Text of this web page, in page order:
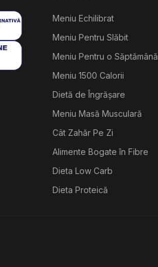
Meniu Echilibrat
Meniu Pentru Slăbit
Meniu Pentru o Săptămână
Meniu 1500 Calorii
Dietă de Îngrășare
Meniu Masă Musculară
Cât Zahăr Pe Zi
Alimente Bogate în Fibre
Dieta Low Carb
Dieta Proteică